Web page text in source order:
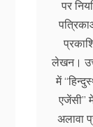
पर
लेखन।
में
अलावा